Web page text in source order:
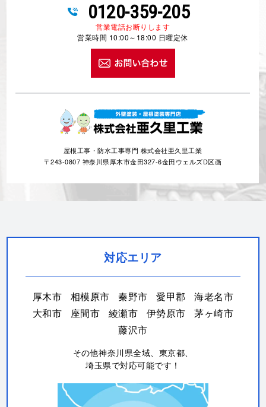
0120-359-205
営業電話お断りします
営業時間 10:00～18:00 日曜定休
屋根工事・防水工事専門 株式会社亜久里工業
〒243-0807 神奈川県厚木市金田327-6金田ウェルズD区画
対応エリア
厚木市 相模原市 秦野市 愛甲郡
海老名市
大和市
座間市 綾瀬市 伊勢原市
茅ヶ崎市
藤沢市
その他神奈川県全域、東京都、
埼玉県で対応可能です！